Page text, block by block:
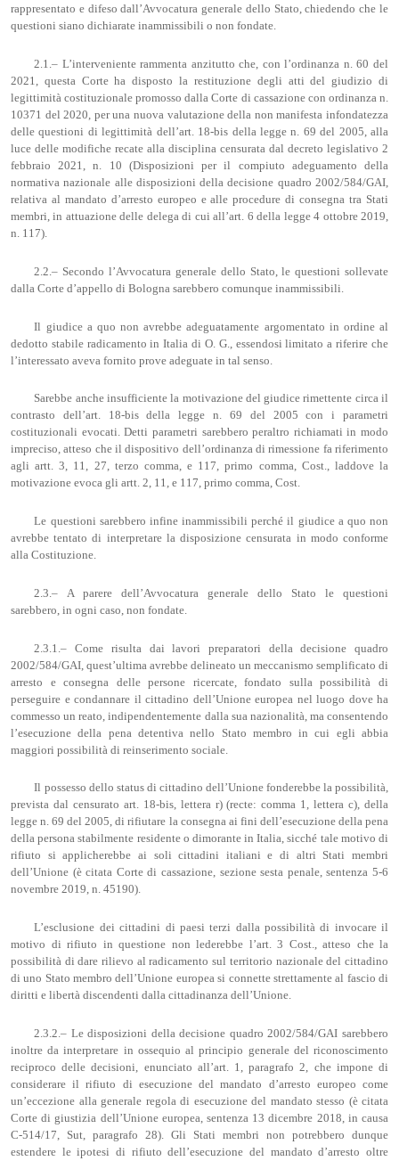
rappresentato e difeso dall’Avvocatura generale dello Stato, chiedendo che le
questioni siano dichiarate inammissibili o non fondate.
2.1.– L’interveniente rammenta anzitutto che, con l’ordinanza n. 60 del
2021, questa Corte ha disposto la restituzione degli atti del giudizio di
legittimità costituzionale promosso dalla Corte di cassazione con ordinanza n.
10371 del 2020, per una nuova valutazione della non manifesta infondatezza
delle questioni di legittimità dell’art. 18-bis della legge n. 69 del 2005, alla
luce delle modifiche recate alla disciplina censurata dal decreto legislativo 2
febbraio 2021, n. 10 (Disposizioni per il compiuto adeguamento della
normativa nazionale alle disposizioni della decisione quadro 2002/584/GAI,
relativa al mandato d’arresto europeo e alle procedure di consegna tra Stati
membri, in attuazione delle delega di cui all’art. 6 della legge 4 ottobre 2019,
n. 117).
2.2.– Secondo l’Avvocatura generale dello Stato, le questioni sollevate
dalla Corte d’appello di Bologna sarebbero comunque inammissibili.
Il giudice a quo non avrebbe adeguatamente argomentato in ordine al
dedotto stabile radicamento in Italia di O. G., essendosi limitato a riferire che
l’interessato aveva fornito prove adeguate in tal senso.
Sarebbe anche insufficiente la motivazione del giudice rimettente circa il
contrasto dell’art. 18-bis della legge n. 69 del 2005 con i parametri
costituzionali evocati. Detti parametri sarebbero peraltro richiamati in modo
impreciso, atteso che il dispositivo dell’ordinanza di rimessione fa riferimento
agli artt. 3, 11, 27, terzo comma, e 117, primo comma, Cost., laddove la
motivazione evoca gli artt. 2, 11, e 117, primo comma, Cost.
Le questioni sarebbero infine inammissibili perché il giudice a quo non
avrebbe tentato di interpretare la disposizione censurata in modo conforme
alla Costituzione.
2.3.– A parere dell’Avvocatura generale dello Stato le questioni
sarebbero, in ogni caso, non fondate.
2.3.1.– Come risulta dai lavori preparatori della decisione quadro
2002/584/GAI, quest’ultima avrebbe delineato un meccanismo semplificato di
arresto e consegna delle persone ricercate, fondato sulla possibilità di
perseguire e condannare il cittadino dell’Unione europea nel luogo dove ha
commesso un reato, indipendentemente dalla sua nazionalità, ma consentendo
l’esecuzione della pena detentiva nello Stato membro in cui egli abbia
maggiori possibilità di reinserimento sociale.
Il possesso dello status di cittadino dell’Unione fonderebbe la possibilità,
prevista dal censurato art. 18-bis, lettera r) (recte: comma 1, lettera c), della
legge n. 69 del 2005, di rifiutare la consegna ai fini dell’esecuzione della pena
della persona stabilmente residente o dimorante in Italia, sicché tale motivo di
rifiuto si applicherebbe ai soli cittadini italiani e di altri Stati membri
dell’Unione (è citata Corte di cassazione, sezione sesta penale, sentenza 5-6
novembre 2019, n. 45190).
L’esclusione dei cittadini di paesi terzi dalla possibilità di invocare il
motivo di rifiuto in questione non lederebbe l’art. 3 Cost., atteso che la
possibilità di dare rilievo al radicamento sul territorio nazionale del cittadino
di uno Stato membro dell’Unione europea si connette strettamente al fascio di
diritti e libertà discendenti dalla cittadinanza dell’Unione.
2.3.2.– Le disposizioni della decisione quadro 2002/584/GAI sarebbero
inoltre da interpretare in ossequio al principio generale del riconoscimento
reciproco delle decisioni, enunciato all’art. 1, paragrafo 2, che impone di
considerare il rifiuto di esecuzione del mandato d’arresto europeo come
un’eccezione alla generale regola di esecuzione del mandato stesso (è citata
Corte di giustizia dell’Unione europea, sentenza 13 dicembre 2018, in causa
C-514/17, Sut, paragrafo 28). Gli Stati membri non potrebbero dunque
estendere le ipotesi di rifiuto dell’esecuzione del mandato d’arresto oltre